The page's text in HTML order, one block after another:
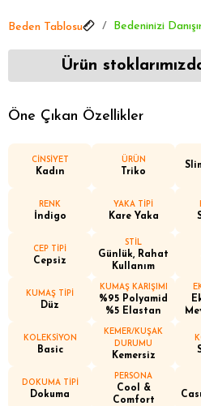
Beden Tablosu Bedeninizi
Ürün
Öne Çıkan Özellikler
CİNSİYET
Kadın
ÜRÜN
Triko
RENK
İndigo
YAKA TİPİ
Kare Yaka
CEP TİPİ
Cepsiz
STİL
Günlük, Rahat
Kullanım
KUMAŞ TİPİ
Düz
KUMAŞ KARIŞIMI
%95 Polyamid
%5 Elastan
KOLEKSİYON
Basic
KEMER/KUŞAK
DURUMU
Kemersiz
DOKUMA TİPİ
Dokuma
PERSONA
Cool &
Comfort